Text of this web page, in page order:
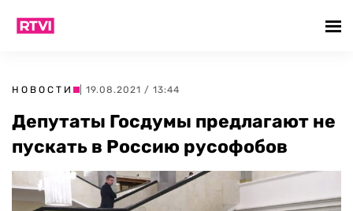
НОВОСТИ | 19.08.2021 / 13:44
Депутаты Госдумы предлагают не
пускать в Россию русофобов